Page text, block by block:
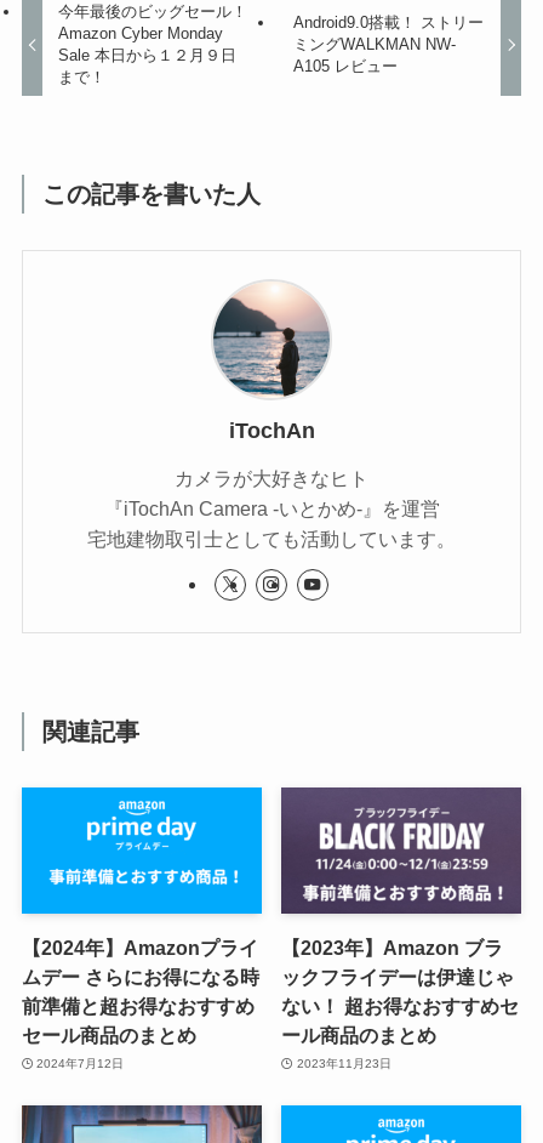
今年最後のビッグセール！
Amazon Cyber Monday
Sale 本日から１２月９日
まで！
Android9.0搭載！ ストリー
ミングWALKMAN NW-
A105 レビュー
この記事を書いた人
iTochAn
カメラが大好きなヒト
『iTochAn Camera -いとかめ-』を運営
宅地建物取引士としても活動しています。
関連記事
【2024年】Amazonプライ
ムデー さらにお得になる時
前準備と超お得なおすすめ
セール商品のまとめ
2024年7月12日
【2023年】Amazon ブラ
ックフライデーは伊達じゃ
ない！ 超お得なおすすめセ
ール商品のまとめ
2023年11月23日